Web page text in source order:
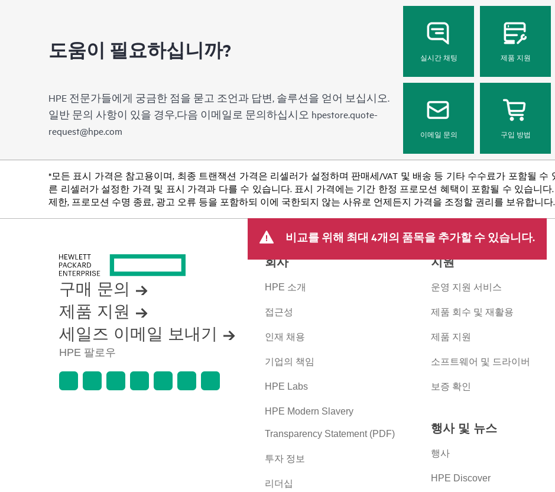
• HPE Foundation Care 연중무휴 24시
• HPE Foundation Care CTR 서비스
도움이 필요하십니까?
HPE 전문가들에게 궁금한 점을 묻고 조언과 답변, 솔루션을 얻어 보십시오.
일반 문의 사항이 있을 경우,다음 이메일로 문의하십시오 hpestore.quote-
request@hpe.com
실시간 채팅 제품 지원
이메일 문의 구입 방법
*모든 표시 가격은 참고용이며, 최종 트랜잭션 가격은 리셀러가 설정하며 판매세/VAT 및 배송 등 기타 수수료가 포함될
른 리셀러가 설정한 가격 및 표시 가격과 다를 수 있습니다. 표시 가격에는 기간 한정 프로모션 혜택이 포함될 수 있습니다
제한, 프로모션 수명 종료, 광고 오류 등을 포함하되 이에 국한되지 않는 사유로 언제든지 가격을 조정할 권리를 보유합니다.
비교를 위해 최대 4개의 품목을 추가할 수 있습니다.
구매 문의
제품 지원
세일즈 이메일 보내기
HPE 팔로우
회사
HPE 소개
접근성
인재 채용
기업의 책임
HPE Labs
HPE Modern Slavery
Transparency Statement (PDF)
투자 정보
리더십
지원
운영 지원 서비스
제품 회수 및 재활용
제품 지원
소프트웨어 및 드라이버
보증 확인
행사 및 뉴스
행사
HPE Discover